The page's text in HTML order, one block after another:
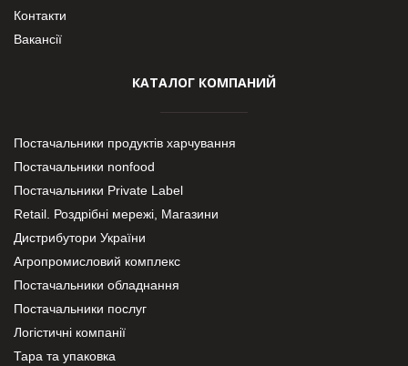
Контакти
Вакансії
КАТАЛОГ КОМПАНИЙ
Постачальники продуктів харчування
Постачальники nonfood
Постачальники Private Label
Retail. Роздрібні мережі, Магазини
Дистрибутори України
Агропромисловий комплекс
Постачальники обладнання
Постачальники послуг
Логістичні компанії
Тара та упаковка